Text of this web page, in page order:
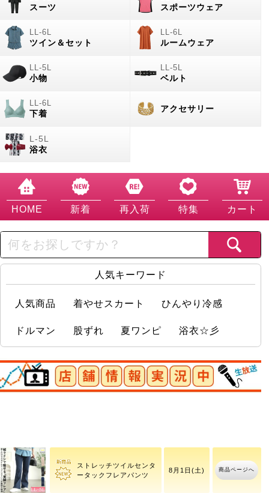
スーツ スポーツウェア
ツイン＆セット ルームウェア
小物 ベルト
下着
アクセサリー
浴衣
HOME 新着 再入荷 特集 カート
人気キーワード
人気商品 着やせスカート ひんやり冷感
ドルマン 股ずれ 夏ワンピ 浴衣☆彡
店舗情報実況中
ストレッチツイルセンタ
ータックフレアパンツ
8月1日(土) 商品ページへ